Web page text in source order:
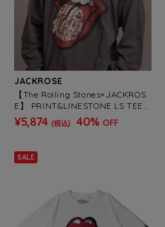
JACKROSE
【The Rolling Stones×JACKROS
E】 PRINT&LINESTONE LS TEE
(MENS)
¥5,874 (税込) 40% OFF
SALE